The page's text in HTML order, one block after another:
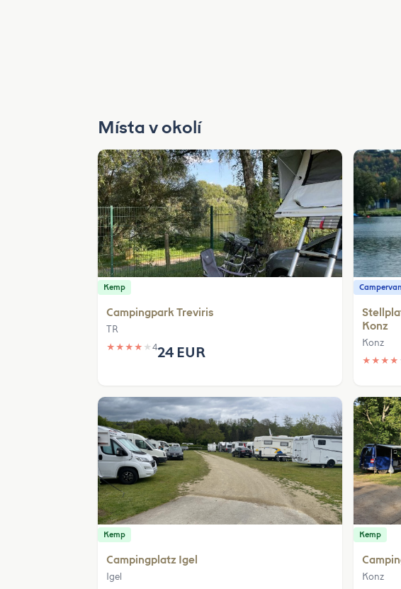
Místa v okolí
Kemp
Campingpark Treviris
TR
★ ★ ★ ★ ★ 424 EUR
Konz
Konz
★ ★ ★ ★
Kemp
Campingplatz Igel
Igel
Kemp
Konz